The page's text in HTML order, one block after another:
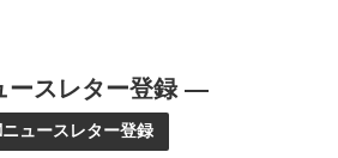
スレター登録 —
ニュースレター登録